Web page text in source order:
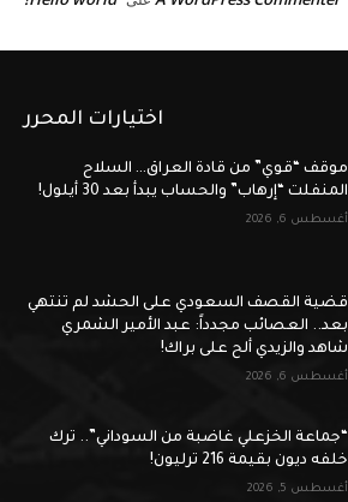
اختيارات المحرر
موقف “قوي” من قادة العراق… السلاح
المنفلت “إرهاب” والحساب يبدأ بعد 30 أيلول!
أغسطس 6, 2026
قضية القصف السعودي على الحشد لم تنتهي
بعد.. العصائب مجدداً: عبد الأمير الشمري
شاهد والزيدي ألح على براك!
أغسطس 6, 2026
“جماعة الخزعلي غاضبة من السوداني”.. ترك
خلفه ديون بقيمة 216 ترليون!
أغسطس 5, 2026